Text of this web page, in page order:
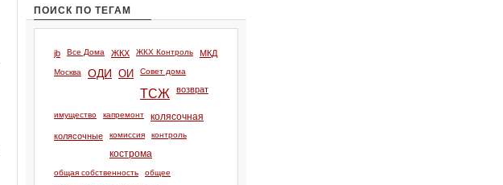
ПОИСК ПО ТЕГАМ
jb Все Дома ЖКХ ЖКХ Контроль МКД
Москва ОДИ ОИ Совет дома
ТСЖ возврат
имущество капремонт колясочная
колясочные комиссия контроль
кострома
общая собственность
общее